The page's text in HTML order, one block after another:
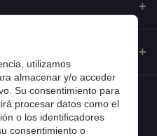
utilizamos
almacenar y/o acceder
Su consentimiento para
procesar datos como el
o los identificadores
consentimiento o